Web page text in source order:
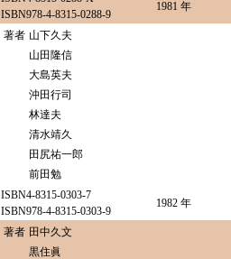
ISBN978-4-8315-0288-9
1981 年
著者 山下久夫
山田隆信
大島英夫
沖田行司
林達夫
清水靖久
田尻祐一郎
前田勉
ISBN4-8315-0303-7
ISBN978-4-8315-0303-9
1982 年
著者 田中久文
黒住眞